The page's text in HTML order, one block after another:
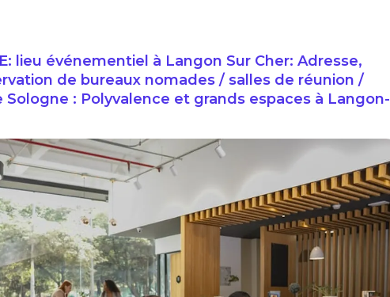
lieu événementiel à Langon Sur Cher: Adresse,
de bureaux nomades / salles de réunion /
Sologne : Polyvalence et grands espaces à Langon-